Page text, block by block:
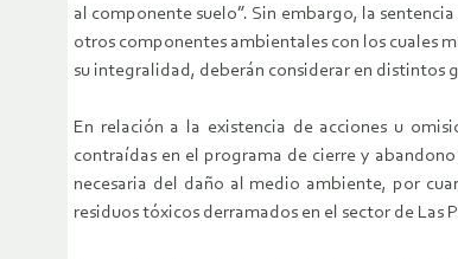
al componente suelo”. Sin embargo, la
otros componentes ambientales con los cuales
su integralidad, deberán considerar en distintos
En relación a la existencia de acciones u
contraídas en el programa de cierre y
necesaria del daño al medio ambiente, por
residuos tóxicos derramados en el sector de Las